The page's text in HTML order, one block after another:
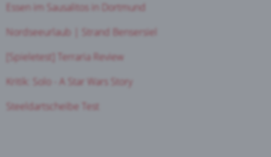
Essen im Sausalitos in Dortmund
Nordseeurlaub | Strand Bensersiel
[Spieletest] Terraria Review
Kritik: Solo - A Star Wars Story
Steeldartscheibe Test